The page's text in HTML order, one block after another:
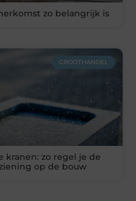
zo belangrijk is
GROOTHANDEL
kranen: zo regel je de
op de bouw